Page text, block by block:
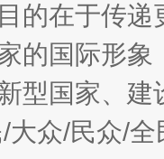
如何以
的在于传
的国际形
型国家、
大众/民众/